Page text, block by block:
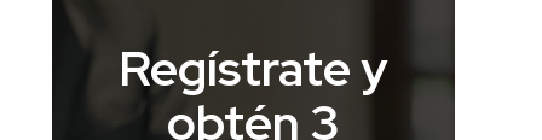
Regístrate y
obtén 3